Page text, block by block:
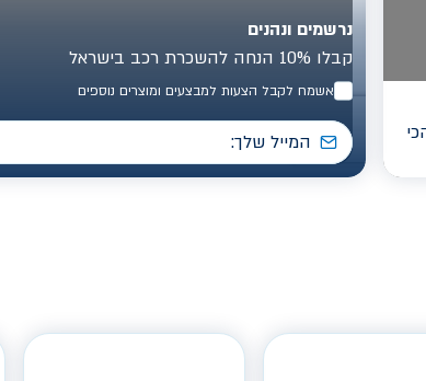
נרשמים ונהנים
קבלו 10% הנחה להשכרת רכב בישראל
אשמח לקבל הצעות למבצעים ומוצרים נוספים